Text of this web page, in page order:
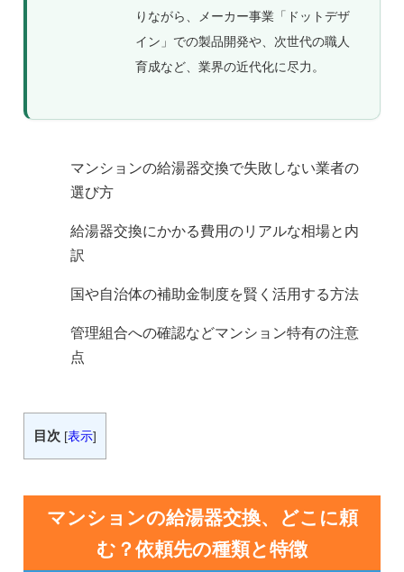
りながら、メーカー事業「ドットデザ
イン」での製品開発や、次世代の職人
育成など、業界の近代化に尽力。
マンションの給湯器交換で失敗しない業者の
選び方
給湯器交換にかかる費用のリアルな相場と内
訳
国や自治体の補助金制度を賢く活用する方法
管理組合への確認などマンション特有の注意
点
目次 [表示]
マンションの給湯器交換、どこに頼
む？依頼先の種類と特徴